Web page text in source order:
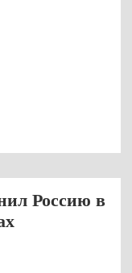
Россию в